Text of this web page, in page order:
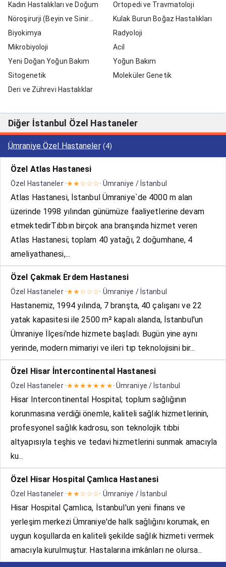
Kadın Hastalıkları ve Doğum
Ortopedi ve Travmatoloji
Nöroşirurji (Beyin ve Sinir
Cerrahisi)
Kulak Burun Boğaz Hastalıkları
Biyokimya
Radyoloji
Mikrobiyoloji
Acil
Yeni Doğan Yoğun Bakım
Yoğun Bakım
Sitogenetik
Moleküler Genetik
Deri ve Zührevi Hastalıklar
Diğer İstanbul Özel Hastaneler
Ümraniye Özel Hastaneler (4)
Özel Atlas Hastanesi
Özel Hastaneler ·★★☆☆☆· Ümraniye / İstanbul
Atlas Hastanesi, İstanbul Ümraniye`de 4000 m alan
üzerinde 1998 yılından günümüze faaliyetlerine devam
etmektedirTıbbın birçok ana branşında hizmet veren
Atlas Hastanesi; toplam 40 yatağı, 2 doğumhane, 4
ameliyathanesi,...
Özel Çakmak Erdem Hastanesi
Özel Hastaneler ·★★☆☆☆· Ümraniye / İstanbul
Hastanemiz, 1994 yılında, 7 branşta, 40 çalışanı ve 22
yatak kapasitesi ile 2500 m² kapalı alanda, İstanbul'un
Ümraniye İlçesi'nde hizmete başladı. Bugün yine aynı
yerinde, modern mimariyi ve ileri tıp teknolojisini bir...
Özel Hisar İntercontinental Hastanesi
Özel Hastaneler ·★★★★★★★· Ümraniye / İstanbul
Hisar Intercontinental Hospital; toplum sağlığının
korunmasına verdiği önemle, kaliteli sağlık hizmetlerinin,
profesyonel sağlık kadrosu, son teknolojik tıbbi
altyapısıyla teşhis ve tedavi hizmetlerini sunmak amacıyla
ku...
Özel Hisar Hospital Çamlıca Hastanesi
Özel Hastaneler ·★★☆☆☆· Ümraniye / İstanbul
Hisar Hospital Çamlıca, İstanbul'un yeni finans ve
yerleşim merkezi Ümraniye'de halk sağlığını korumak, en
uygun koşullarda en kaliteli şekilde sağlık hizmeti vermek
amacıyla kurulmuştur. Hastalarına imkânları ne olursa...